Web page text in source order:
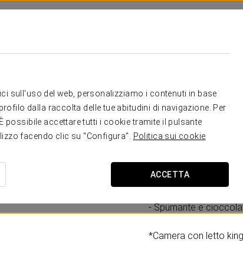
sull'uso del web, personalizziamo i contenuti in base
dalla raccolta delle tue abitudini di navigazione. Per
accettare tutti i cookie tramite il pulsante
facendo clic su "Configura".
Politica sui cookie
ACCETTA
Se stai pensando a
preferita è Madrid,
aiutarti a
Include:
- Late check-out fino
- Spumante e
*Camera con letto